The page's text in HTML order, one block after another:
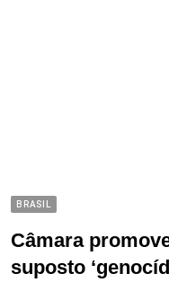
BRASIL
Câmara
suposto